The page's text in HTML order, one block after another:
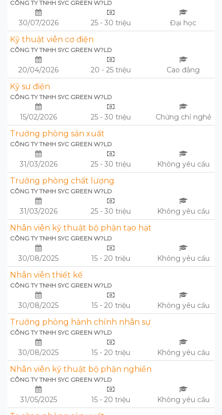
CÔNG TY TNHH SYC GREEN W?LD
30/07/2026 25 - 30 triệu Đại học
Kỹ thuật viên cơ điện
CÔNG TY TNHH SYC GREEN W?LD
20/04/2026 20 - 25 triệu Cao đẳng
Kỹ sư điện
CÔNG TY TNHH SYC GREEN W?LD
15/02/2026 25 - 30 triệu Chứng chỉ nghề
Trưởng phòng sản xuất
CÔNG TY TNHH SYC GREEN W?LD
31/03/2026 25 - 30 triệu Không yêu cầu
Trưởng phòng chất lượng
CÔNG TY TNHH SYC GREEN W?LD
31/03/2026 25 - 30 triệu Không yêu cầu
Nhân viên kỹ thuật bộ phận tạo hạt
CÔNG TY TNHH SYC GREEN W?LD
30/08/2025 15 - 20 triệu Không yêu cầu
Nhân viên thiết kế
CÔNG TY TNHH SYC GREEN W?LD
30/08/2025 15 - 20 triệu Không yêu cầu
Trưởng phòng hành chính nhân sự
CÔNG TY TNHH SYC GREEN W?LD
30/08/2025 15 - 20 triệu Không yêu cầu
Nhân viên kỹ thuật bộ phận nghiền
CÔNG TY TNHH SYC GREEN W?LD
31/05/2025 15 - 20 triệu Không yêu cầu